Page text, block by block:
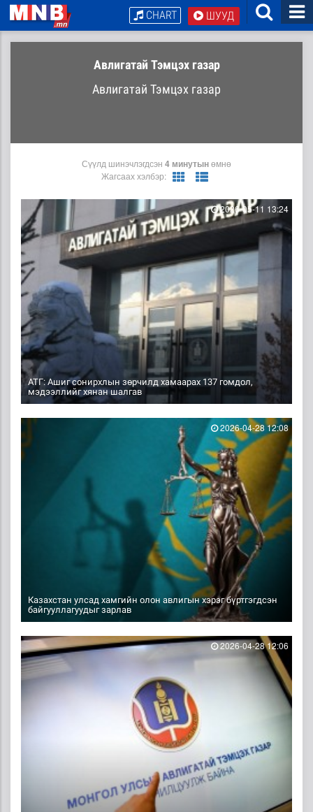
ШУУД
CHART
Авлигатай Тэмцэх газар
Авлигатай Тэмцэх газар
Сүүлд шинэчлэгдсэн 4 минутынөмнө
Жагсаах хэлбэр:
АТГ: Ашиг сонирхлын зөрчилд хамаарах 137 гомдол,
мэдээллийг хянан шалгав
2026-05-11 13:24
Казахстан улсад хамгийн олон авлигын хэрэг бүртгэгдсэн
байгууллагуудыг зарлав
2026-04-28 12:08
2026-04-28 12:06